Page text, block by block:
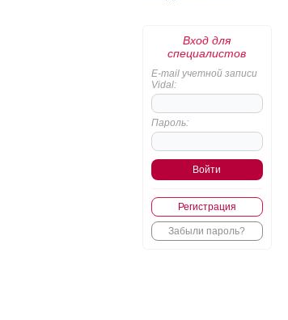
Вход для
специалистов
E-mail учетной записи
Vidal:
Пароль:
Регистрация
Забыли пароль?